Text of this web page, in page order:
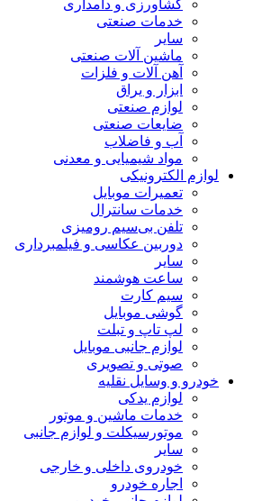
کشاورزی و دامداری
خدمات صنعتی
سایر
ماشین آلات صنعتی
آهن آلات و فلزات
ابزار و یراق
لوازم صنعتی
ضایعات صنعتی
آب و فاضلاب
مواد شیمیایی و معدنی
لوازم الکترونیکی
تعمیرات موبایل
خدمات سانترال
تلفن بی‌سیم رومیزی
دوربین عکاسی و فیلمبرداری
سایر
ساعت هوشمند
سیم کارت
گوشی موبایل
لپ تاپ و تبلت
لوازم جانبی موبایل
صوتی و تصویری
خودرو و وسایل نقلیه
لوازم یدکی
خدمات ماشین و موتور
موتورسیکلت و لوازم جانبی
سایر
خودروی داخلی و خارجی
اجاره خودرو